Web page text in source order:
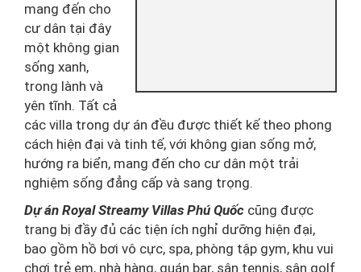
mang đến cho
cư dân tại đây
một không gian
sống xanh,
trong lành và
yên tĩnh. Tất cả
các villa trong dự án đều được thiết kế theo phong
cách hiện đại và tinh tế, với không gian sống mở,
hướng ra biển, mang đến cho cư dân một trải
nghiệm sống đẳng cấp và sang trọng.
Dự án Royal Streamy Villas Phú Quốc cũng được
trang bị đầy đủ các tiện ích nghỉ dưỡng hiện đại,
bao gồm hồ bơi vô cực, spa, phòng tập gym, khu vui
chơi trẻ em, nhà hàng, quán bar, sân tennis, sân golf